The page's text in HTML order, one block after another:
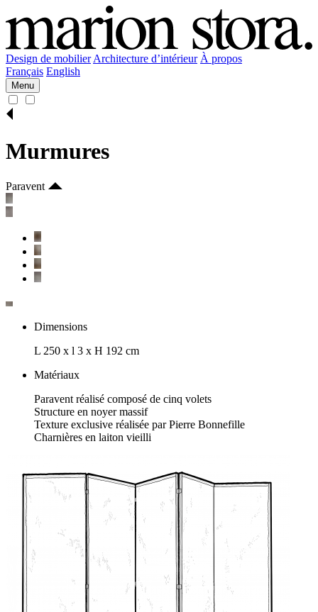
Design de mobilier Architecture d’intérieur À propos
Français English
Menu
Murmures
Paravent
Dimensions
L 250 x l 3 x H 192 cm
Matériaux
Paravent réalisé composé de cinq volets
Structure en noyer massif
Texture exclusive réalisée par Pierre Bonnefille
Charnières en laiton vieilli